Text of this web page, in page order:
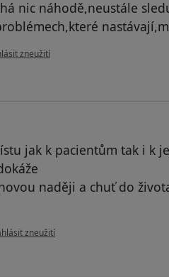
nic náhodě,neustále
názoru uživatele Váš účet byl odstraněn
zneužití
jak k pacientům tak i k
naději a chuť do
názoru uživatele Jan
zneužití